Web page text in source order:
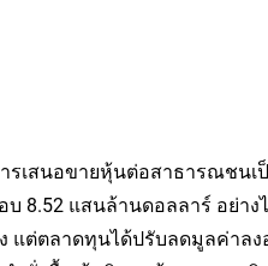
ารเสนอขายหุ้นต่อสาธารณชน
8.52 แสนล้านดอลลาร์ อย่าง
แต่ตลาดทุนได้ปรับลดมูลค่าล